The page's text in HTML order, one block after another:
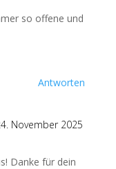
so offene und
Antworten
November 2025
Danke für dein